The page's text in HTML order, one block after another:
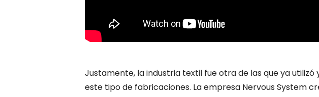
Justamente, la industria textil fue otra de las que ya
este tipo de fabricaciones. La empresa Nervous System